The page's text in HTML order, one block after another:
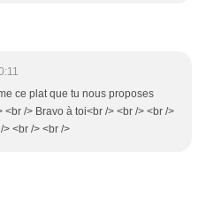
ce plat que tu nous proposes
/> Bravo à toi<br /> <br /> <br />
<br /> <br />